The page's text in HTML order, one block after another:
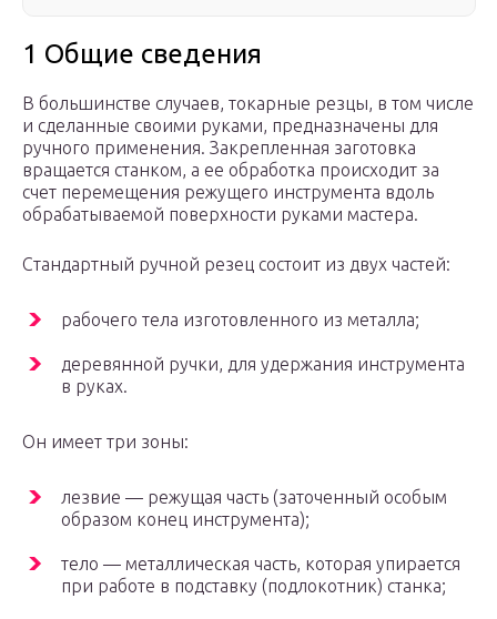
1 Общие сведения
В большинстве случаев, токарные резцы, в том числе
и сделанные своими руками, предназначены для
ручного применения. Закрепленная заготовка
вращается станком, а ее обработка происходит за
счет перемещения режущего инструмента вдоль
обрабатываемой поверхности руками мастера.
Стандартный ручной резец состоит из двух частей:
рабочего тела изготовленного из металла;
деревянной ручки, для удержания инструмента
в руках.
Он имеет три зоны:
лезвие — режущая часть (заточенный особым
образом конец инструмента);
тело — металлическая часть, которая упирается
при работе в подставку (подлокотник) станка;